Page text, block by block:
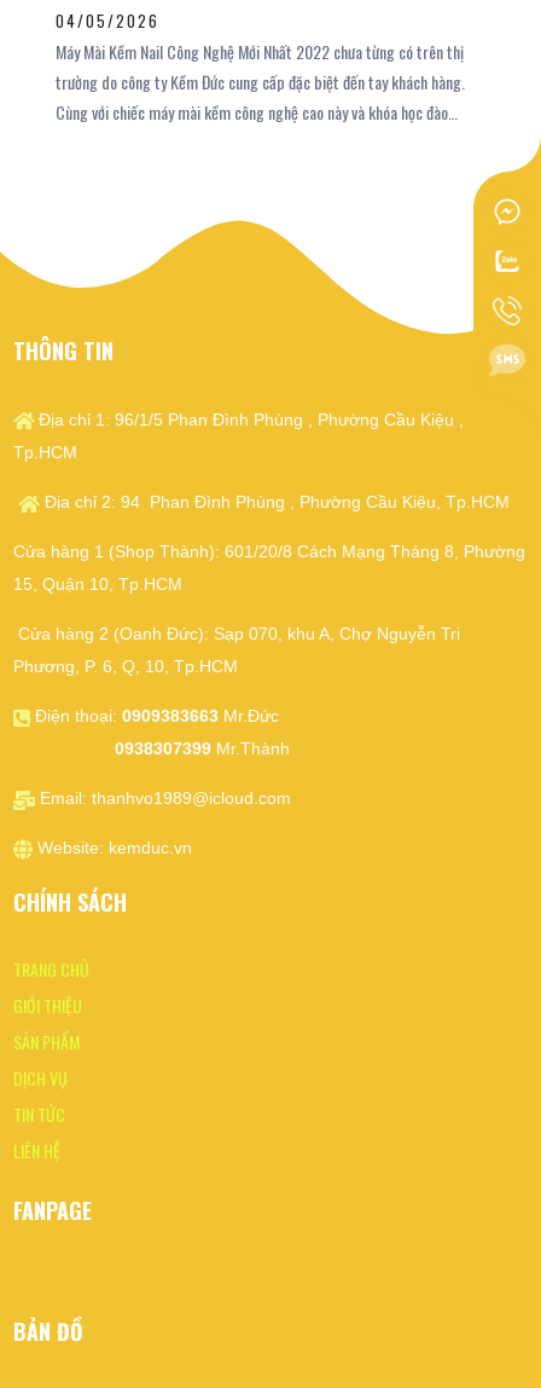
04/05/2026
Máy Mài Kềm Nail Công Nghệ Mới Nhất 2022 chưa từng có trên thị
trường do công ty Kềm Đức cung cấp đặc biệt đến tay khách hàng.
Cùng với chiếc máy mài kềm công nghệ cao này và khóa học đào
bằng máy mài kềm công nghệ mới nhất 2022 này, bạn quý bạn đọc
theo dõi tiếp bài viết sau đây nhé.
THÔNG TIN
Địa chỉ 1: 96/1/5 Phan Đình Phùng , Phường Cầu Kiệu ,
Tp.HCM
Địa chỉ 2: 94 Phan Đình Phùng , Phường Cầu Kiệu, Tp.HCM
Cửa hàng 1 (Shop Thành): 601/20/8 Cách Mạng Tháng 8, Phường
15, Quận 10, Tp.HCM
Cửa hàng 2 (Oanh Đức): Sạp 070, khu A, Chợ Nguyễn Tri
Phương, P. 6, Q, 10, Tp.HCM
Điện thoại: 0909383663Mr.Đức
0938307399 Mr.Thành
Email: thanhvo1989@icloud.com
Website: kemduc.vn
CHÍNH SÁCH
TRANG CHỦ
GIỚI THIỆU
SẢN PHẨM
DỊCH VỤ
TIN TỨC
LIÊN HỆ
FANPAGE
BẢN ĐỒ